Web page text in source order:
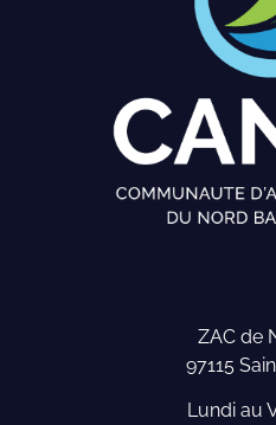
ZAC de
97115
Lundi au